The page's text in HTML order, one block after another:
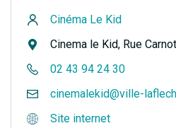
Cinéma Le Kid
Cinema le Kid, Rue
02 43 94 24 30
cinemalekid@ville-
Site internet